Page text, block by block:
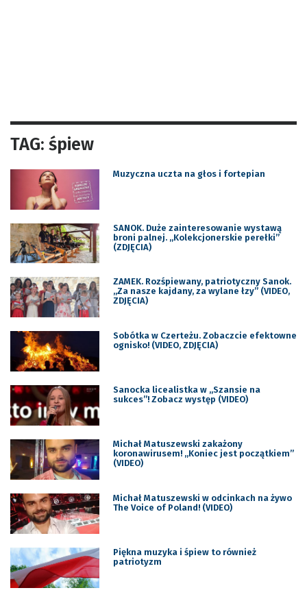
TAG: śpiew
Muzyczna uczta na głos i fortepian
SANOK. Duże zainteresowanie wystawą
broni palnej. „Kolekcjonerskie perełki”
(ZDJĘCIA)
ZAMEK. Rozśpiewany, patriotyczny Sanok.
„Za nasze kajdany, za wylane łzy” (VIDEO,
ZDJĘCIA)
Sobótka w Czerteżu. Zobaczcie efektowne
ognisko! (VIDEO, ZDJĘCIA)
Sanocka licealistka w „Szansie na
sukces”! Zobacz występ (VIDEO)
Michał Matuszewski zakażony
koronawirusem! „Koniec jest początkiem”
(VIDEO)
Michał Matuszewski w odcinkach na żywo
The Voice of Poland! (VIDEO)
Piękna muzyka i śpiew to również
patriotyzm